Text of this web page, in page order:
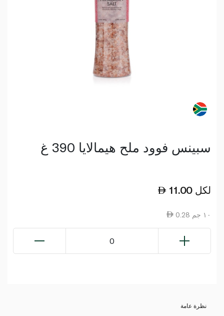
سبينس فوود ملح هيمالايا 390 غ
11.00 لكل
0.28 ١٠ جم
0
نظرة عامة